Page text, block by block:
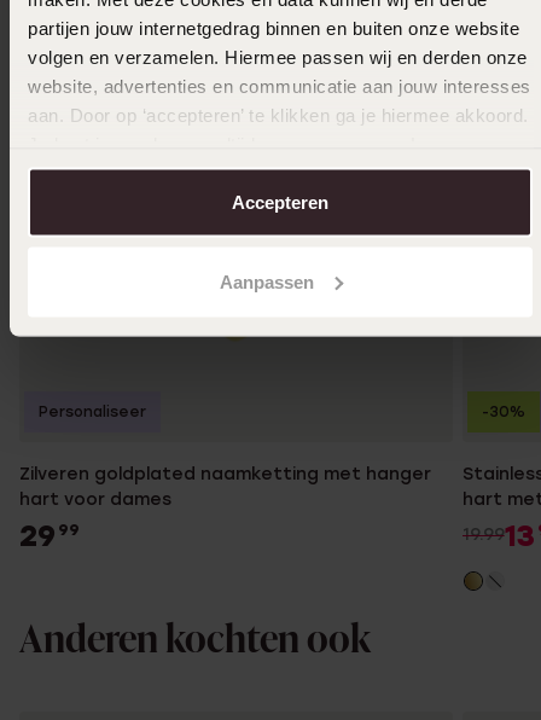
partijen jouw internetgedrag binnen en buiten onze website
volgen en verzamelen. Hiermee passen wij en derden onze
website, advertenties en communicatie aan jouw interesses
aan. Door op ‘accepteren’ te klikken ga je hiermee akkoord.
over in onscookiebeleid.
Accepteren
Aanpassen
Zilveren goldplated naamketting met hanger
hart voor dames
29 99
Personaliseer
hart
19.9913
-30%
Anderen kochten ook